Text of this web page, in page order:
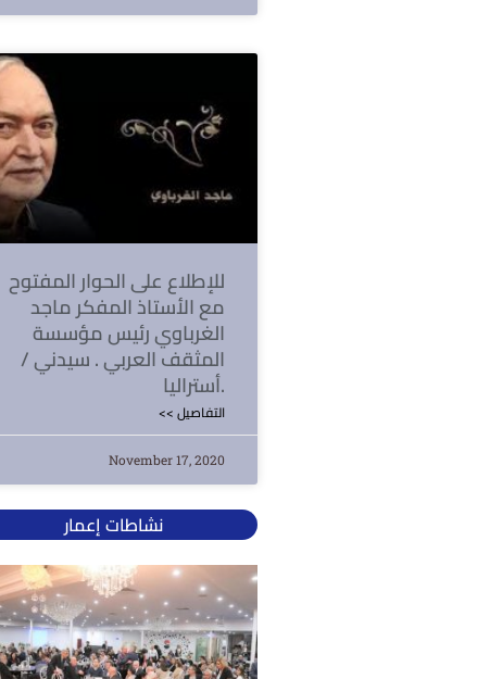
للإطلاع على الحوار المفتوح
مع الأستاذ المفكر ماجد
الغرباوي رئيس مؤسسة
المثقف العربي . سيدني /
أستراليا.
<< التفاصيل
November 17, 2020
نشاطات إعمار